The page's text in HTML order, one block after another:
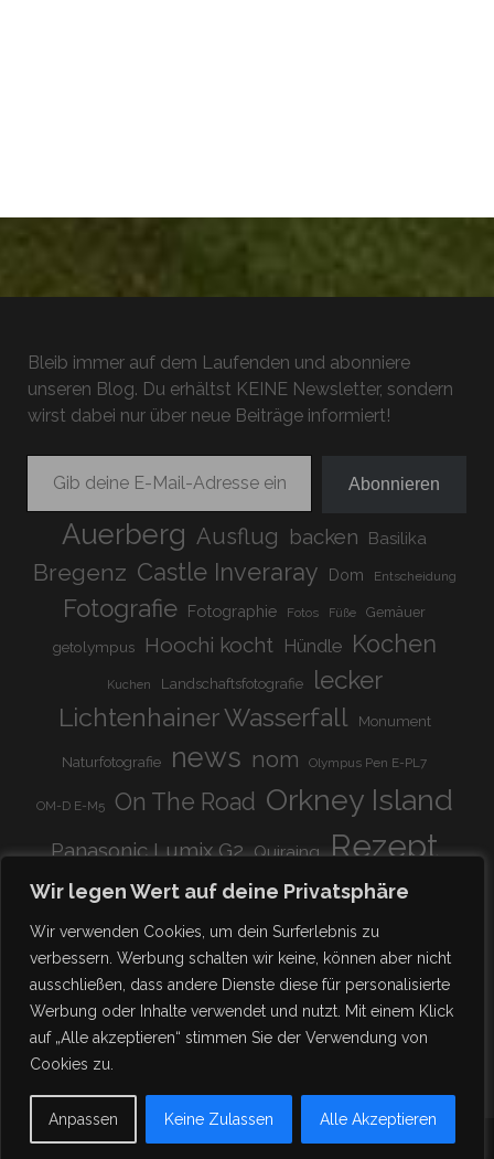
Wir legen Wert auf deine Privatsphäre
Wir verwenden Cookies, um dein Surferlebnis zu
verbessern. Werbung schalten wir keine, können aber nicht
ausschließen, dass andere Dienste diese für personalisierte
Werbung oder Inhalte verwendet und nutzt. Mit einem Klick
auf „Alle akzeptieren“ stimmen Sie der Verwendung von
Cookies zu.
Anpassen Keine Zulassen Alle Akzeptieren
Bleib immer auf dem Laufenden und abonniere
unseren Blog. Du erhältst KEINE Newsletter, sondern
wirst dabei nur über neue Beiträge informiert!
Gib deine E-Mail-Adresse ein ...
Abonnieren
Auerberg Ausflug backen Basilika
Bregenz Castle Inveraray Dom Entscheidung
Fotografie Fotographie Fotos Füße Gemäuer
getolympus Hoochi kocht Hündle Kochen
Kuchen Landschaftsfotografie lecker
Lichtenhainer Wasserfall Monument
Naturfotografie news nom Olympus Pen E-PL7
OM-D E-M5 On The Road Orkney Island
Panasonic Lumix G2 Quiraing Rezept
Rundreise schnell & einfach Scotland
Stadion super lecker Systemkamera
vegetarisch Viadukt weitnau woooohoooo!!!!
zu Hause ♥
- FAMILIE SCHICKISCHMI -